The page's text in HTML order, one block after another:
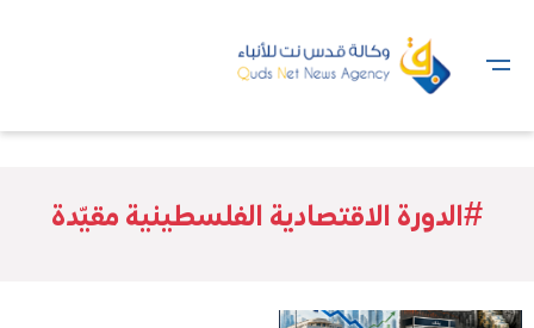
#الدورة الاقتصادية الفلسطينية مقيّدة